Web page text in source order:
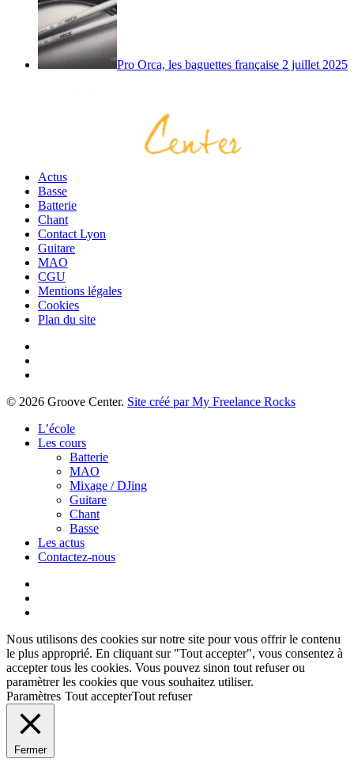
Pro Orca, les baguettes française 2 juillet 2025
Actus
Basse
Batterie
Chant
Contact Lyon
Guitare
MAO
CGU
Mentions légales
Cookies
Plan du site
© 2026 Groove Center. Site créé par My Freelance Rocks
Close
Menu
L’école
Les cours
Batterie
MAO
Mixage / DJing
Guitare
Chant
Basse
Les actus
Contactez-nous
Nous utilisons des cookies sur notre site pour vous offrir le contenu
le plus approprié. En cliquant sur "Tout accepter", vous consentez à
accepter tous les cookies. Vous pouvez sinon tout refuser ou
paramètrer les cookies que vous souhaitez utiliser.
Paramètres Tout accepterTout refuser
Fermer